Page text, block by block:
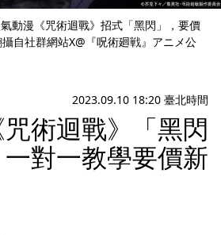
動漫《咒術迴戰》招式「黑閃」，要價
自社群網站X@『呪術廻戦』アニメ公
2023.09.10 18:20 臺北時間
術迴戰》「黑閃
對一教學要價新